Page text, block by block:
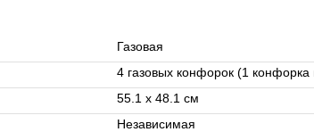
Газовая
4 газовых конфорок (1
55.1 х 48.1 см
Независимая